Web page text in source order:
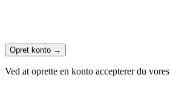
Opret konto →
Ved at oprette en konto accepterer du vores